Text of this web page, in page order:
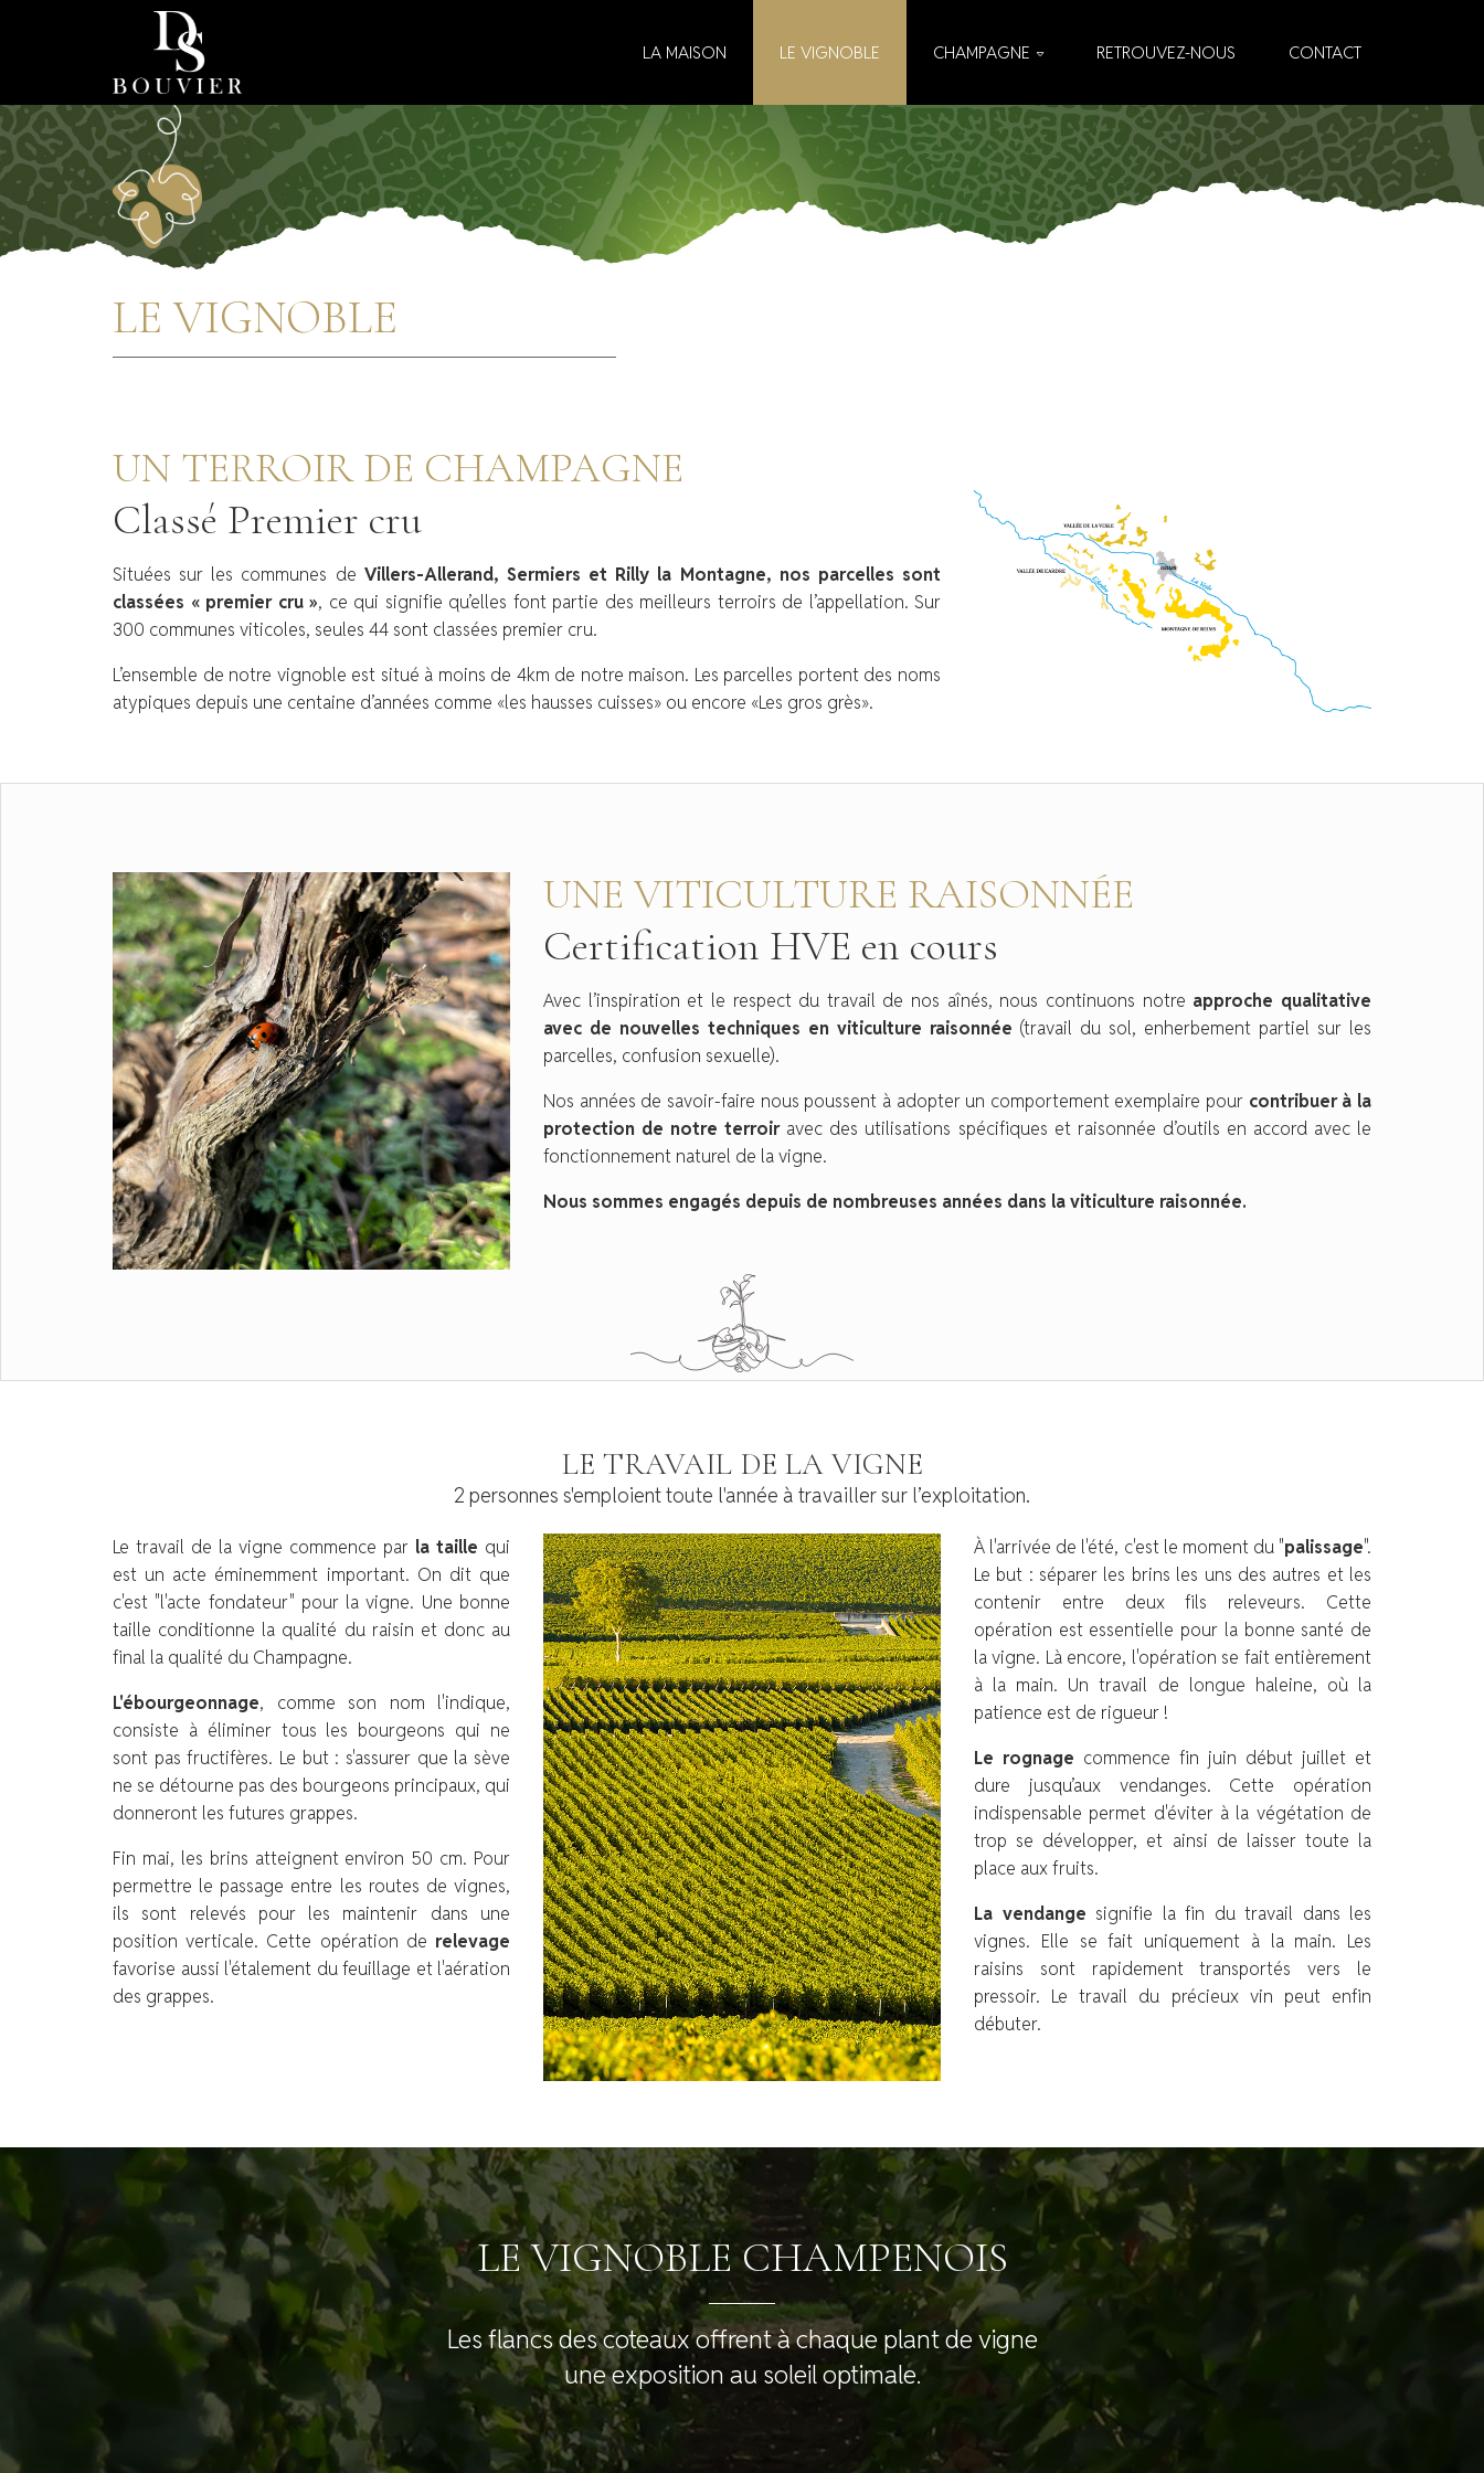
LA MAISON LE VIGNOBLE CHAMPAGNE RETROUVEZ-NOUS CONTACT
LE VIGNOBLE
UN TERROIR DE CHAMPAGNE
Classé Premier cru
Situées sur les communes de Villers-Allerand, Sermiers et Rilly la Montagne, nos parcelles sont
classées « premier cru », ce qui signifie qu’elles font partie des meilleurs terroirs de l’appellation. Sur
300 communes viticoles, seules 44 sont classées premier cru.
L’ensemble de notre vignoble est situé à moins de 4km de notre maison. Les parcelles portent des noms
atypiques depuis une centaine d’années comme «les hausses cuisses» ou encore «Les gros grès».
UNE VITICULTURE RAISONNÉE
Certification HVE en cours
Avec l’inspiration et le respect du travail de nos aînés, nous continuons notre approche qualitative
avec de nouvelles techniques en viticulture raisonnée (travail du sol, enherbement partiel sur les
parcelles, confusion sexuelle).
Nos années de savoir-faire nous poussent à adopter un comportement exemplaire pour contribuer à la
protection de notre terroiravec des utilisations spécifiques et raisonnée d’outils en accord avec le
fonctionnement naturel de la vigne.
Nous sommes engagés depuis de nombreuses années dans la viticulture raisonnée.
LE TRAVAIL DE LA VIGNE
2 personnes s'emploient toute l'année à travailler sur l’exploitation.
Le travail de la vigne commence par la taille qui
est un acte éminemment important. On dit que
c'est "l'acte fondateur" pour la vigne. Une bonne
taille conditionne la qualité du raisin et donc au
final la qualité du Champagne.
L'ébourgeonnage, comme son nom l'indique,
consiste à éliminer tous les bourgeons qui ne
sont pas fructifères. Le but : s'assurer que la sève
ne se détourne pas des bourgeons principaux, qui
donneront les futures grappes.
Fin mai, les brins atteignent environ 50 cm. Pour
permettre le passage entre les routes de vignes,
ils sont relevés pour les maintenir dans une
position verticale. Cette opération de relevage
favorise aussi l'étalement du feuillage et l'aération
des grappes.
À l'arrivée de l'été, c'est le moment du "palissage".
Le but : séparer les brins les uns des autres et les
contenir entre deux fils releveurs. Cette
opération est essentielle pour la bonne santé de
la vigne. Là encore, l'opération se fait entièrement
à la main. Un travail de longue haleine, où la
patience est de rigueur !
Le rognage commence fin juin début juillet et
dure jusqu’aux vendanges. Cette opération
indispensable permet d'éviter à la végétation de
trop se développer, et ainsi de laisser toute la
place aux fruits.
La vendange signifie la fin du travail dans les
vignes. Elle se fait uniquement à la main. Les
raisins sont rapidement transportés vers le
pressoir. Le travail du précieux vin peut enfin
débuter.
LE VIGNOBLE CHAMPENOIS
Les flancs des coteaux offrent à chaque plant de vigne
une exposition au soleil optimale.